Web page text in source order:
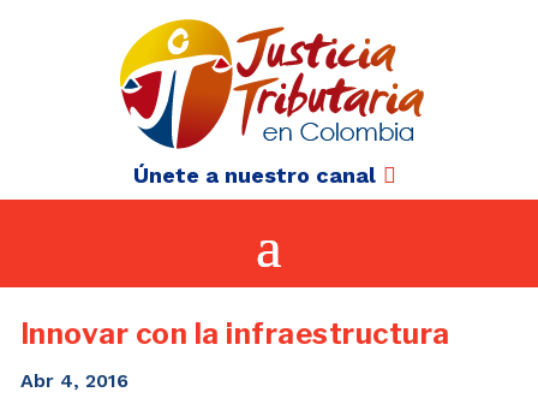
Únete a nuestro canal
Innovar con la infraestructura
Abr 4, 2016